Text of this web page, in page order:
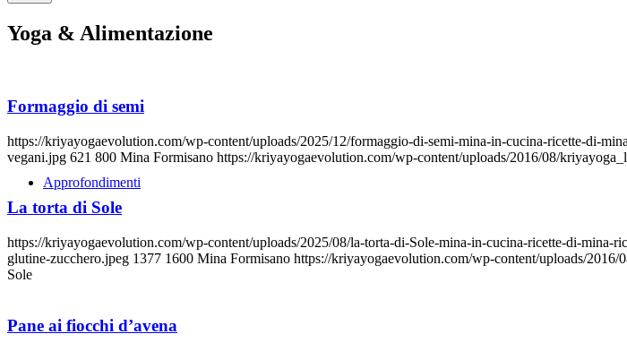
Approfondimenti
Yoga & Alimentazione
Formaggio di semi
https://kriyayogaevolution.com/wp-content/uploads/2025/12/formaggio-di-semi-mina-in-cucina-ricette-di-
vegani.jpg 621 800 Mina Formisano https://kriyayogaevolution.com/wp-content/uploads/2016/08/
La torta di Sole
https://kriyayogaevolution.com/wp-content/uploads/2025/08/la-torta-di-Sole-mina-in-cucina-ricette-di-mina-
glutine-zucchero.jpeg 1377 1600 Mina Formisano https://kriyayogaevolution.com/wp-content/uploads/
Sole
Pane ai fiocchi d’avena